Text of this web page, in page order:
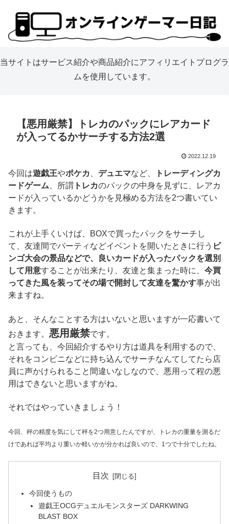
当サイトはサービス紹介や商品紹介にアフィリエイトプログラ
ムを使用しています。
【悪用厳禁】トレカのパックにレアカード
が入ってるかサーチする方法2選
2022.12.19
今回は遊戯王やポケカ デュエマなど、
トレーディングカ
ードゲーム 、所謂 トレカのパックの中身を見ずに、レアカ
ードが入っているかどうかを見極める方法を2つ書いてい
きます。
これが上手くいけば、BOXで買ったパックをサーチし
て、友達間でパーティなどイベントを開いたときに行う ビ
ンゴ大会の景品などで、良いカードが入ったパックを選別
して用意することが出来たり、友達と集まった時に、 今買
ってきた風を装ってその場で開封して友達を驚かす事が出
来ますね。
あと、そんなことする方はいないと思いますが一応書いて
おきます。 悪用厳禁です。
と言っても、今回紹介するやり方は道具を利用するので、
それをコンビニなどに持ち込んでサーチなんてしてたら店
員に声かけられること間違いなしなので、悪用って程の悪
用はできないと思いますがね。
それではやっていきましょう！
今回、秤の精度を気にして秤を2つ用意したんですが、トレカの重量を測るだ
けであれば平均より重いか軽いかが分かれば良いので、1つで十分でしたね。
目次
今回使うもの
遊戯王OCGデュエルモンスターズ DARKWING
BLAST BOX